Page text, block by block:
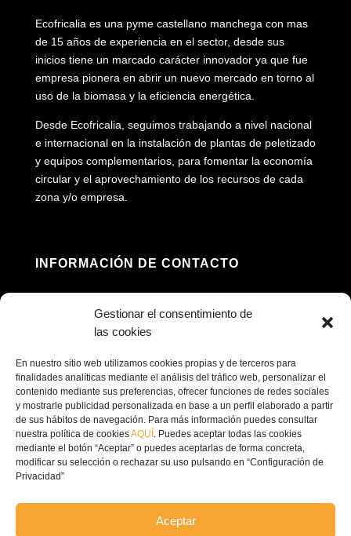
Gestionar el consentimiento de
las cookies
En nuestro sitio web utilizamos cookies propias y de terceros para
finalidades analíticas mediante el análisis del tráfico web, personalizar el
contenido mediante sus preferencias, ofrecer funciones de redes sociales
y mostrarle publicidad personalizada en base a un perfil elaborado a partir
de sus hábitos de navegación. Para más información puedes consultar
nuestra política de cookiesAQUÍ . Puedes aceptar todas las cookies
mediante el botón “Aceptar” o puedes aceptarlas de forma concreta,
modificar su selección o rechazar su uso pulsando en “Configuración de
Privacidad”
Aceptar
Ecofricalia es una pyme castellano manchega con mas
de 15 años de experiencia en el sector, desde sus
inicios tiene un marcado carácter innovador ya que fue
empresa pionera en abrir un nuevo mercado en torno al
uso de la biomasa y la eficiencia energética.
Desde Ecofricalia, seguimos trabajando a nivel nacional
e internacional en la instalación de plantas de peletizado
y equipos complementarios, para fomentar la economía
circular y el aprovechamiento de los recursos de cada
zona y/o empresa.
INFORMACIÓN DE CONTACTO
Pedroñeras, Cuenca
 contacto@ecofricalia.com